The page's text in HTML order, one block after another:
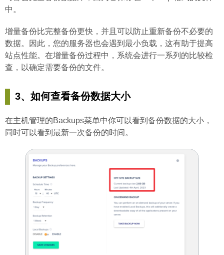
中。
增量备份比完整备份更快，并且可以防止重新备份不必要的
数据。因此，您的服务器也会遇到最小负载，这有助于提高
站点性能。在增量备份过程中，系统会进行一系列的比较检
查，以确定需要备份的文件。
3、如何查看备份数据大小
在主机管理的Backups菜单中你可以看到备份数据的大小，
同时可以看到最新一次备份的时间。